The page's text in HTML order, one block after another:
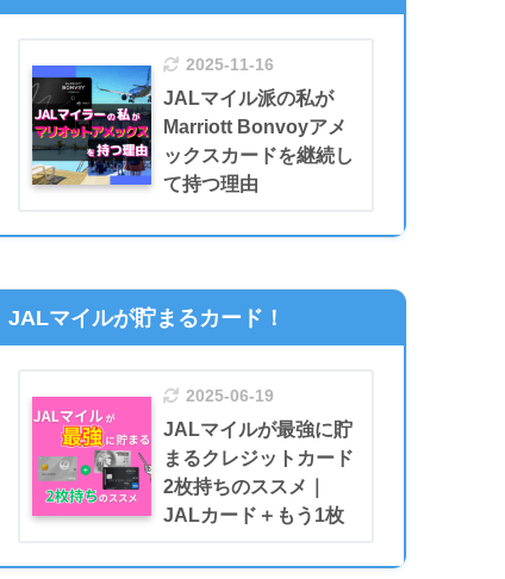
2025-11-16
JALマイル派の私が
Marriott Bonvoyアメ
ックスカードを継続し
て持つ理由
JALマイルが貯まるカード！
2025-06-19
JALマイルが最強に貯
まるクレジットカード
2枚持ちのススメ｜
JALカード＋もう1枚